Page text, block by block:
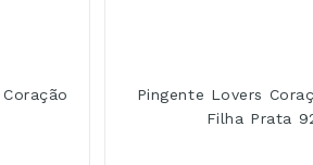
Pingente Lovers
Filha Prata